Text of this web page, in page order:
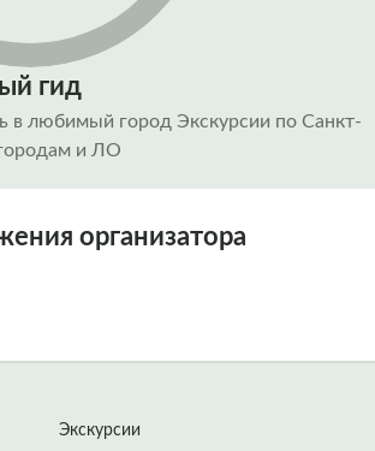
гид
любимый город Экскурсии по Санкт-
и ЛО
организатора
Экскурсии